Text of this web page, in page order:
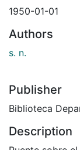
1950-01-01
Authors
s. n.
Publisher
Biblioteca
Description